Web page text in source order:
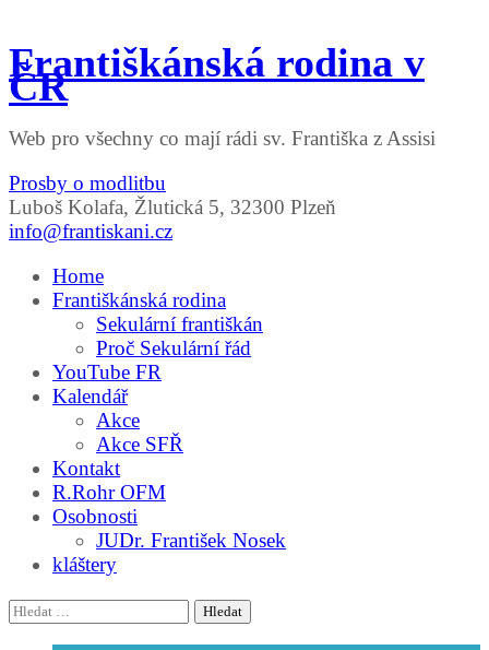
Františkánská rodina v
ČR
Web pro všechny co mají rádi sv. Františka z Assisi
Prosby o modlitbu
Luboš Kolafa, Žlutická 5, 32300 Plzeň
info@frantiskani.cz
Home
Františkánská rodina
Sekulární františkán
Proč Sekulární řád
YouTube FR
Kalendář
Akce
Akce SFŘ
Kontakt
R.Rohr OFM
Osobnosti
JUDr. František Nosek
kláštery
Vyhledávání